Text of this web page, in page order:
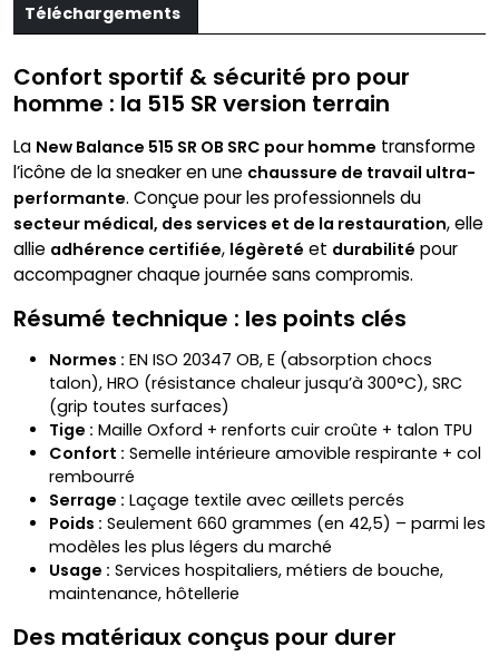
Téléchargements
Confort sportif & sécurité pro pour
homme : la 515 SR version terrain
La New Balance 515 SR OB SRC pour homme transforme
l’icône de la sneaker en une chaussure de travail ultra-
performante. Conçue pour les professionnels du
secteur médical, des services et de la restauration, elle
allie adhérence certifiée, légèreté et durabilité pour
accompagner chaque journée sans compromis.
Résumé technique : les points clés
Normes : EN ISO 20347 OB, E (absorption chocs
talon), HRO (résistance chaleur jusqu’à 300°C), SRC
(grip toutes surfaces)
Tige : Maille Oxford + renforts cuir croûte + talon TPU
Confort : Semelle intérieure amovible respirante + col
rembourré
Serrage : Laçage textile avec œillets percés
Poids : Seulement 660 grammes (en 42,5) – parmi les
modèles les plus légers du marché
Usage : Services hospitaliers, métiers de bouche,
maintenance, hôtellerie
Des matériaux conçus pour durer